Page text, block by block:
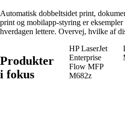
Automatisk dobbeltsidet print,
print og mobilapp-styring er
hverdagen lettere. Overvej, hvilke af
Produkter
i fokus
HP LaserJet
Enterprise
Flow MFP
M682z